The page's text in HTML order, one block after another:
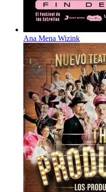
Ana Mena Wizink